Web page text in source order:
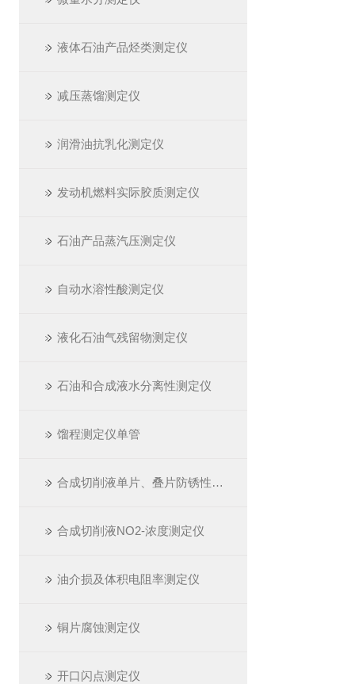
液体石油产品烃类测定仪
减压蒸馏测定仪
润滑油抗乳化测定仪
发动机燃料实际胶质测定仪
石油产品蒸汽压测定仪
自动水溶性酸测定仪
液化石油气残留物测定仪
石油和合成液水分离性测定仪
馏程测定仪单管
合成切削液单片、叠片防锈性测定仪
合成切削液NO2-浓度测定仪
油介损及体积电阻率测定仪
铜片腐蚀测定仪
开口闪点测定仪